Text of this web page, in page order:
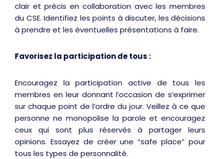
clair et précis en collaboration avec les membres
du CSE. Identifiez les points à discuter, les décisions
à prendre et les éventuelles présentations à faire.
Favorisez la participation de tous :
Encouragez la participation active de tous les
membres en leur donnant l’occasion de s’exprimer
sur chaque point de l’ordre du jour. Veillez à ce que
personne ne monopolise la parole et encouragez
ceux qui sont plus réservés à partager leurs
opinions. Essayez de créer une “safe place” pour
tous les types de personnalité.